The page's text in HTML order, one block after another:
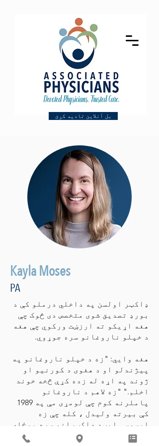
بل آنلاین تادیه کړئ
Kayla Moses
PA
ډاکټر اولسن په داخلي درملو کې د
بورډ تصدیق شوی متخصص دی څوک چې
هغه اړیکو ته ارزښت ورکوي چې هغه
د خپلو ناروغانو سره جوړوي.
هغه وايي: "زه د خپلو ناروغانو په
پیژندلو او د هغوی د کورنیو او
ژوند په اړه له زده کړې څخه خوند
اخلم." "زه لاهم د ناروغانو
پاملرنه کوم چې لومړی مې په 1989
کې بیرته ولیدل ، کله چې زه
ایسوسی ایټډ ډاکټرانو سره یوځای
شوم ، او دا د ډاکټر کیدو امتیاز